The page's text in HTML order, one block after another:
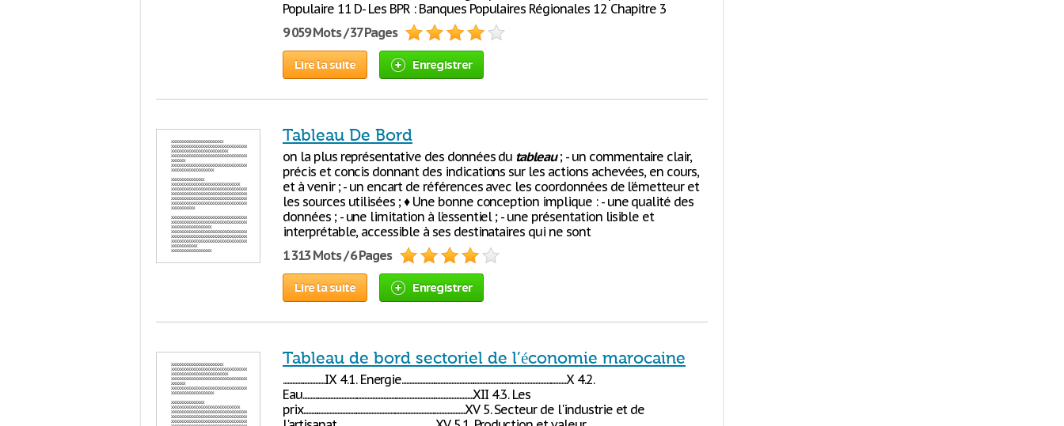
Populaire 11 D- Les BPR : Banques Populaires Régionales 12 Chapitre 3
9 059 Mots / 37 Pages
Lire la suite Enregistrer
Tableau De Bord
on la plus représentative des données du tableau; - un commentaire clair,
précis et concis donnant des indications sur les actions achevées, en cours,
et à venir ; - un encart de références avec les coordonnées de l’émetteur et
les sources utilisées ; ♦ Une bonne conception implique : - une qualité des
données ; - une limitation à l’essentiel ; - une présentation lisible et
interprétable, accessible à ses destinataires qui ne sont
1 313 Mots / 6 Pages
Lire la suite Enregistrer
Tableau de bord sectoriel de l’économie marocaine
...........................IX 4.1. Energie..........................................................................................................X 4.2.
Eau..............................................................................................................XII 4.3. Les
prix........................................................................................................XV 5. Secteur de l'industrie et de